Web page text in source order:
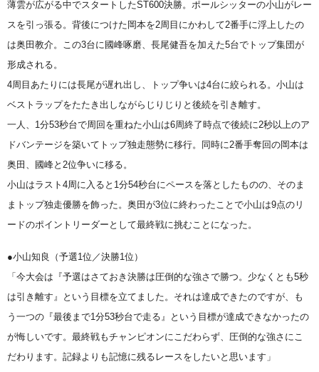
薄雲が広がる中でスタートしたST600決勝。ポールシッターの小山がレー
スを引っ張る。背後につけた岡本を2周目にかわして2番手に浮上したの
は奥田教介。この3台に國峰啄磨、長尾健吾を加えた5台でトップ集団が
形成される。
4周目あたりには長尾が遅れ出し、トップ争いは4台に絞られる。小山は
ベストラップをたたき出しながらじりじりと後続を引き離す。
一人、1分53秒台で周回を重ねた小山は6周終了時点で後続に2秒以上のア
ドバンテージを築いてトップ独走態勢に移行。同時に2番手奪回の岡本は
奥田、國峰と2位争いに移る。
小山はラスト4周に入ると1分54秒台にペースを落としたものの、そのま
まトップ独走優勝を飾った。奥田が3位に終わったことで小山は9点のリ
ードのポイントリーダーとして最終戦に挑むことになった。
●小山知良（予選1位／決勝1位）
「今大会は『予選はさておき決勝は圧倒的な強さで勝つ。少なくとも5秒
は引き離す』という目標を立てました。それは達成できたのですが、も
う一つの『最後まで1分53秒台で走る』という目標が達成できなかったの
が悔しいです。最終戦もチャンピオンにこだわらず、圧倒的な強さにこ
だわります。記録よりも記憶に残るレースをしたいと思います」